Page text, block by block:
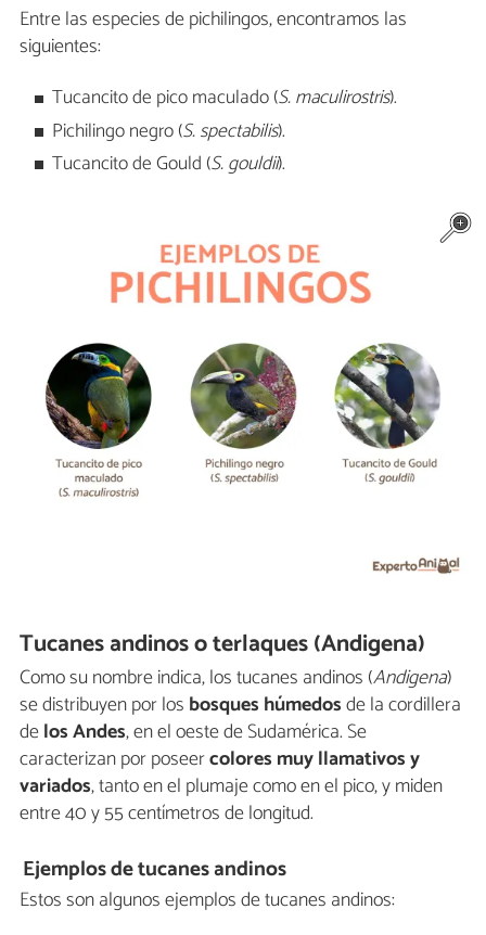
Entre las especies de pichilingos, encontramos las
siguientes:
Tucancito de pico maculado (S. maculirostris).
Pichilingo negro (S. spectabilis).
Tucancito de Gould (S. gouldii).
Tucanes andinos o terlaques (Andigena)
Como su nombre indica, los tucanes andinos (Andigena)
se distribuyen por los bosques húmedosde la cordillera
delos Andes, en el oeste de Sudamérica. Se
caracterizan por poseercolores muy llamativos y
variados, tanto en el plumaje como en el pico, y miden
entre 40 y 55 centímetros de longitud.
Ejemplos de tucanes andinos
Estos son algunos ejemplos de tucanes andinos: